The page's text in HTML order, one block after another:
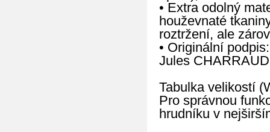
• Extra odolný
houževnaté
roztržení, ale
• Originální
Jules
Tabulka velikostí
Pro správnou
hrudníku v